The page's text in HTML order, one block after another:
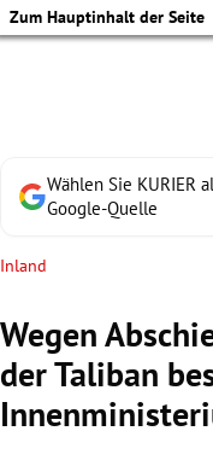
Zum Hauptinhalt der Seite
Wählen Sie KURIER
Google-Quelle
Inland
Wegen
der Taliban